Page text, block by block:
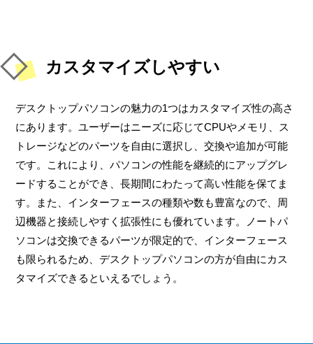
カスタマイズしやすい
デスクトップパソコンの魅力の1つはカスタマイズ性の高さ
にあります。ユーザーはニーズに応じてCPUやメモリ、ス
トレージなどのパーツを自由に選択し、交換や追加が可能
です。これにより、パソコンの性能を継続的にアップグレ
ードすることができ、長期間にわたって高い性能を保てま
す。また、インターフェースの種類や数も豊富なので、周
辺機器と接続しやすく拡張性にも優れています。ノートパ
ソコンは交換できるパーツが限定的で、インターフェース
も限られるため、デスクトップパソコンの方が自由にカス
タマイズできるといえるでしょう。